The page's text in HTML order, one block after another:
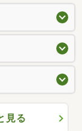
見る